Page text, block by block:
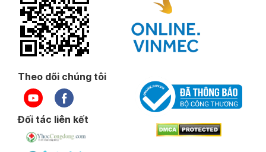
Theo dõi chúng tôi
Đối tác liên kết